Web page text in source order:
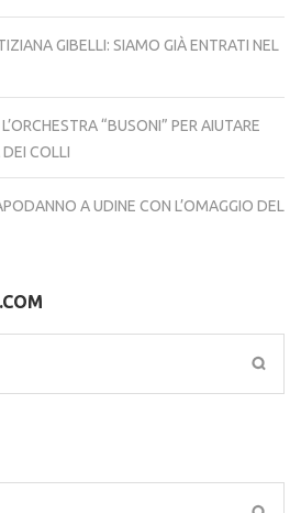
GIBELLI: SIAMO GIÀ ENTRATI NEL
“BUSONI” PER AIUTARE
COLLI
A UDINE CON L’OMAGGIO DEL